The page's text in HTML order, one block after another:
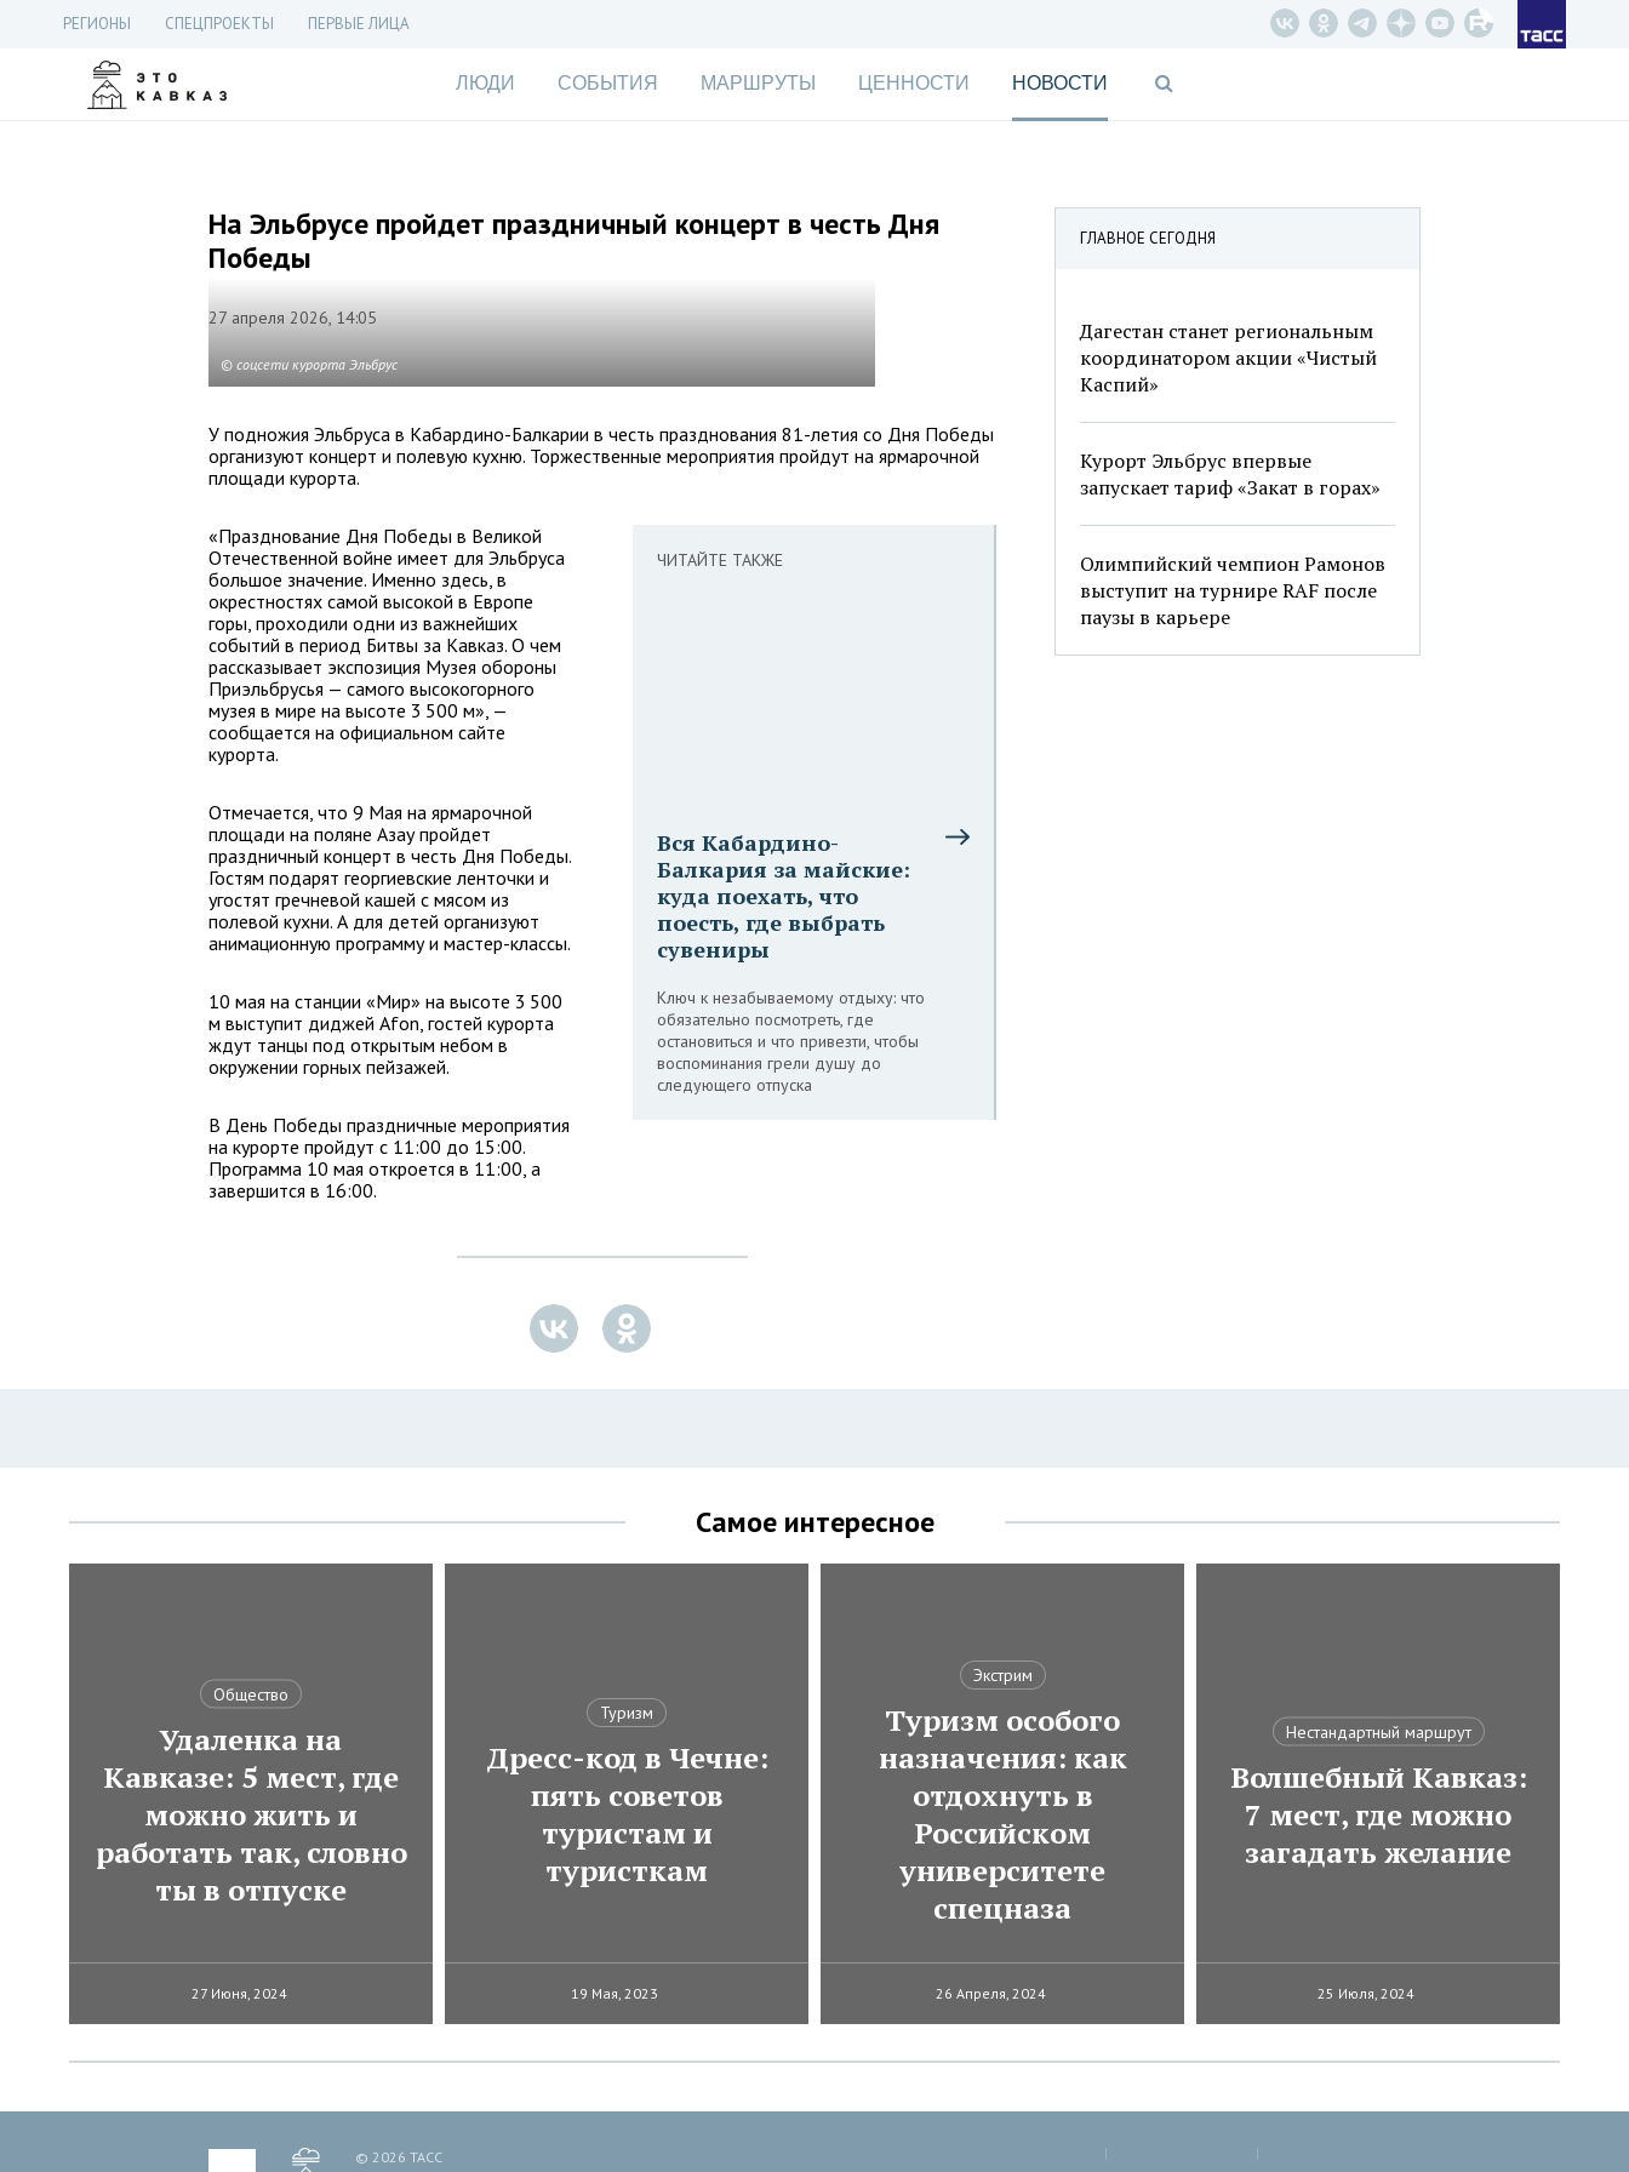
РЕГИОНЫ СПЕЦПРОЕКТЫ ПЕРВЫЕ ЛИЦА
ЛЮДИ СОБЫТИЯ МАРШРУТЫ ЦЕННОСТИ НОВОСТИ
ГЛАВНОЕ СЕГОДНЯ
Дагестан станет региональным
координатором акции «Чистый
Каспий»
Курорт Эльбрус впервые
запускает тариф «Закат в горах»
Олимпийский чемпион Рамонов
выступит на турнире RAF после
паузы в карьере
На Эльбрусе пройдет праздничный концерт в честь Дня
Победы
27 апреля 2026, 14:05
© соцсети курорта Эльбрус
У подножия Эльбруса в Кабардино-Балкарии в честь празднования 81-летия со Дня Победы
организуют концерт и полевую кухню. Торжественные мероприятия пройдут на ярмарочной
площади курорта.
ЧИТАЙТЕ ТАКЖЕ
Вся Кабардино-
Балкария за майские:
куда поехать, что
поесть, где выбрать
сувениры
Ключ к незабываемому отдыху: что
обязательно посмотреть, где
остановиться и что привезти, чтобы
воспоминания грели душу до
следующего отпуска
«Празднование Дня Победы в Великой
Отечественной войне имеет для Эльбруса
большое значение. Именно здесь, в
окрестностях самой высокой в Европе
горы, проходили одни из важнейших
событий в период Битвы за Кавказ. О чем
рассказывает экспозиция Музея обороны
Приэльбрусья — самого высокогорного
музея в мире на высоте 3 500 м», —
сообщается на официальном сайте
курорта.
Отмечается, что 9 Мая на ярмарочной
площади на поляне Азау пройдет
праздничный концерт в честь Дня Победы.
Гостям подарят георгиевские ленточки и
угостят гречневой кашей с мясом из
полевой кухни. А для детей организуют
анимационную программу и мастер-классы.
10 мая на станции «Мир» на высоте 3 500
м выступит диджей Afon, гостей курорта
ждут танцы под открытым небом в
окружении горных пейзажей.
В День Победы праздничные мероприятия
на курорте пройдут с 11:00 до 15:00.
Программа 10 мая откроется в 11:00, а
завершится в 16:00.
Самое интересное
Общество
Удаленка на
Кавказе: 5 мест, где
можно жить и
работать так, словно
ты в отпуске
27 Июня, 2024
Туризм
Дресс-код в Чечне:
пять советов
туристам и
туристкам
19 Мая, 2023
Экстрим
Туризм особого
назначения: как
отдохнуть в
Российском
университете
спецназа
26 Апреля, 2024
Нестандартный маршрут
Волшебный Кавказ:
7 мест, где можно
загадать желание
25 Июля, 2024
© 2026 ТАСС